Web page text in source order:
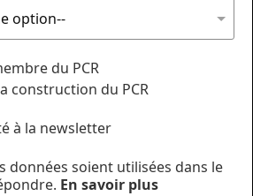
du PCR
construction du PCR
à la newsletter
données soient utilisées dans le
En savoir plus